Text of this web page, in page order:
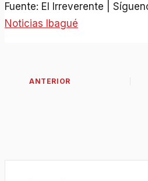
Fuente: El Irreverente |
Noticias Ibagué